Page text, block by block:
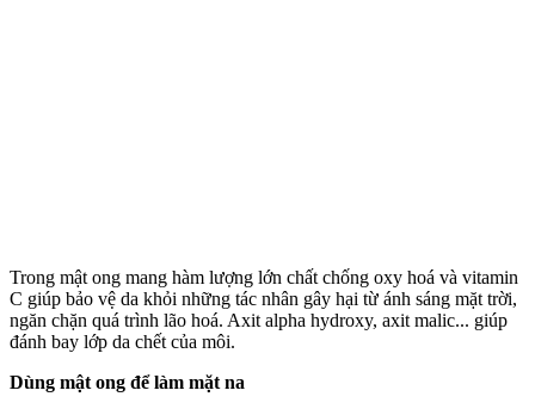
Trong mật ong mang hàm lượng lớn chất chống oxy hoá và vitamin
C giúp bảo vệ da khỏi những tác nhân gây hại từ ánh sáng mặt trời,
ngăn chặn quá trình lão hoá. Axit alpha hydroxy, axit malic... giúp
đánh bay lớp da chết của môi.
Dùng mật ong để làm mặt na